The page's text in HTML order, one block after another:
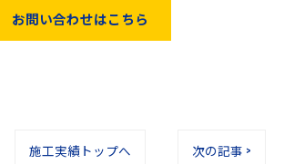
お問い合わせはこちら
施工実績トップへ 次の記事 >